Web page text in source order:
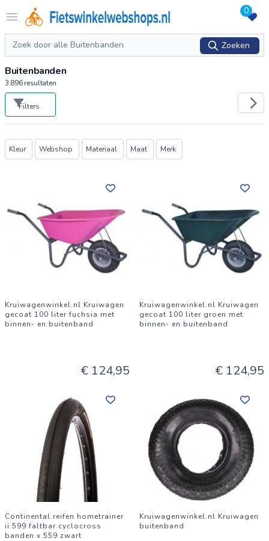
Open menu
Logo Fietswinkelwebshops.nl 0
Zoeken
Zoeken
Buitenbanden
3.896resultaten
Filters
Producten
Kleur Webshop Materiaal Maat Merk
Kruiwagenwinkel.nl Kruiwagen
gecoat 100 liter fuchsia met
binnen- en buitenband
€ 124,95
Kruiwagenwinkel.nl Kruiwagen
gecoat 100 liter groen met
binnen- en buitenband
€ 124,95
Continental reifen hometrainer
ii 599 faltbar cyclocross
banden x 559 zwart
Kruiwagenwinkel.nl Kruiwagen
buitenband